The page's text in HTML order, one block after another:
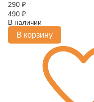
290 ₽
490 ₽
В наличии
В корзину